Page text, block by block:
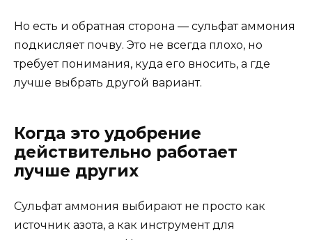
Но есть и обратная сторона — сульфат аммония
подкисляет почву. Это не всегда плохо, но
требует понимания, куда его вносить, а где
лучше выбрать другой вариант.
Когда это удобрение
действительно работает
лучше других
Сульфат аммония выбирают не просто как
источник азота, а как инструмент для